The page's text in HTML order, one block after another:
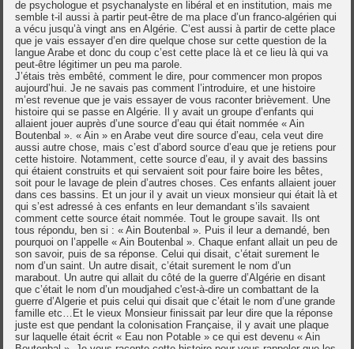
de psychologue et psychanalyste en libéral et en institution, mais me
semble t-il aussi à partir peut-être de ma place d’un franco-algérien qui
a vécu jusqu’à vingt ans en Algérie. C’est aussi à partir de cette place
que je vais essayer d’en dire quelque chose sur cette question de la
langue Arabe et donc du coup c’est cette place là et ce lieu là qui va
peut-être légitimer un peu ma parole.
J’étais très embêté, comment le dire, pour commencer mon propos
aujourd’hui. Je ne savais pas comment l’introduire, et une histoire
m’est revenue que je vais essayer de vous raconter brièvement. Une
histoire qui se passe en Algérie. Il y avait un groupe d’enfants qui
allaient jouer auprès d’une source d’eau qui était nommée « Ain
Boutenbal ». « Ain » en Arabe veut dire source d’eau, cela veut dire
aussi autre chose, mais c’est d’abord source d’eau que je retiens pour
cette histoire. Notamment, cette source d’eau, il y avait des bassins
qui étaient construits et qui servaient soit pour faire boire les bêtes,
soit pour le lavage de plein d’autres choses. Ces enfants allaient jouer
dans ces bassins. Et un jour il y avait un vieux monsieur qui était là et
qui s’est adressé à ces enfants en leur demandant s’ils savaient
comment cette source était nommée. Tout le groupe savait. Ils ont
tous répondu, ben si : « Ain Boutenbal ». Puis il leur a demandé, ben
pourquoi on l’appelle « Ain Boutenbal ». Chaque enfant allait un peu de
son savoir, puis de sa réponse. Celui qui disait, c’était surement le
nom d’un saint. Un autre disait, c’était surement le nom d’un
marabout. Un autre qui allait du côté de la guerre d’Algérie en disant
que c’était le nom d’un moudjahed c'est-à-dire un combattant de la
guerre d’Algerie et puis celui qui disait que c’était le nom d’une grande
famille etc…Et le vieux Monsieur finissait par leur dire que la réponse
juste est que pendant la colonisation Française, il y avait une plaque
sur laquelle était écrit « Eau non Potable » ce qui est devenu « Ain